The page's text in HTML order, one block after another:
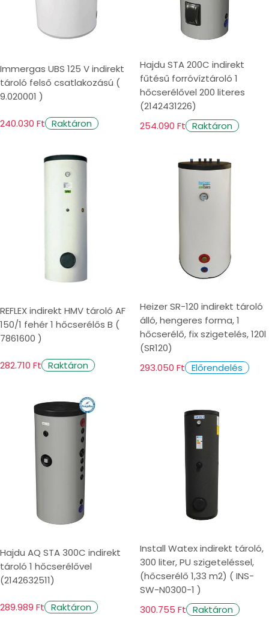
Immergas UBS 125 V indirekt
tároló felső csatlakozású (
9.020001 )
240.030 Ft Raktáron
Hajdu STA 200C indirekt
fűtésű forróvíztároló 1
hőcserélővel 200 literes
(2142431226)
254.090 Ft Raktáron
REFLEX indirekt HMV tároló AF
150/1 fehér 1 hőcserélős B (
7861600 )
282.710 Ft Raktáron
Heizer SR-120 indirekt tároló
álló, hengeres forma, 1
hőcserélő, fix szigetelés, 120l
(SR120)
293.050 Ft Előrendelés
Hajdu AQ STA 300C indirekt
tároló 1 hőcserélővel
(2142632511)
289.989 Ft Raktáron
Install Watex indirekt tároló,
300 liter, PU szigeteléssel,
(hőcserélő 1,33 m2) ( INS-
SW-N0300-1 )
300.755 Ft Raktáron